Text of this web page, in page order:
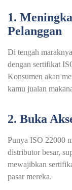
1.
Pelanggan
Di tengah
dengan sertifikat
Konsumen akan
kamu jualan
2. Buka
Punya ISO 22000
distributor besar,
mewajibkan
pasar mereka.